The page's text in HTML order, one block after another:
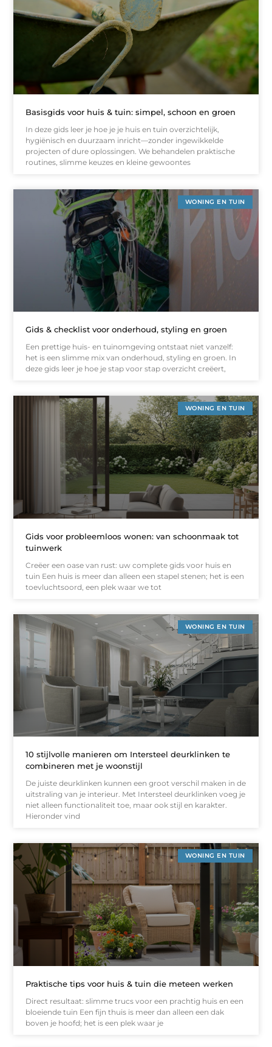
Basisgids voor huis & tuin: simpel, schoon en groen
In deze gids leer je hoe je je huis en tuin overzichtelijk,
hygiënisch en duurzaam inricht—zonder ingewikkelde
projecten of dure oplossingen. We behandelen praktische
routines, slimme keuzes en kleine gewoontes
WONING EN TUIN
Gids & checklist voor onderhoud, styling en groen
Een prettige huis- en tuinomgeving ontstaat niet vanzelf:
het is een slimme mix van onderhoud, styling en groen. In
deze gids leer je hoe je stap voor stap overzicht creëert,
WONING EN TUIN
Gids voor probleemloos wonen: van schoonmaak tot
tuinwerk
Creëer een oase van rust: uw complete gids voor huis en
tuin Een huis is meer dan alleen een stapel stenen; het is een
toevluchtsoord, een plek waar we tot
WONING EN TUIN
10 stijlvolle manieren om Intersteel deurklinken te
combineren met je woonstijl
De juiste deurklinken kunnen een groot verschil maken in de
uitstraling van je interieur. Met Intersteel deurklinken voeg je
niet alleen functionaliteit toe, maar ook stijl en karakter.
Hieronder vind
WONING EN TUIN
Praktische tips voor huis & tuin die meteen werken
Direct resultaat: slimme trucs voor een prachtig huis en een
bloeiende tuin Een fijn thuis is meer dan alleen een dak
boven je hoofd; het is een plek waar je